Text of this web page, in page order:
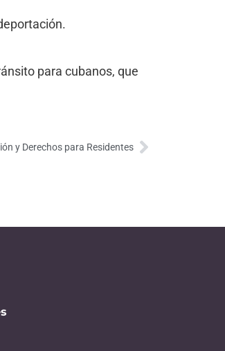
para cubanos, que
y Derechos para Residentes